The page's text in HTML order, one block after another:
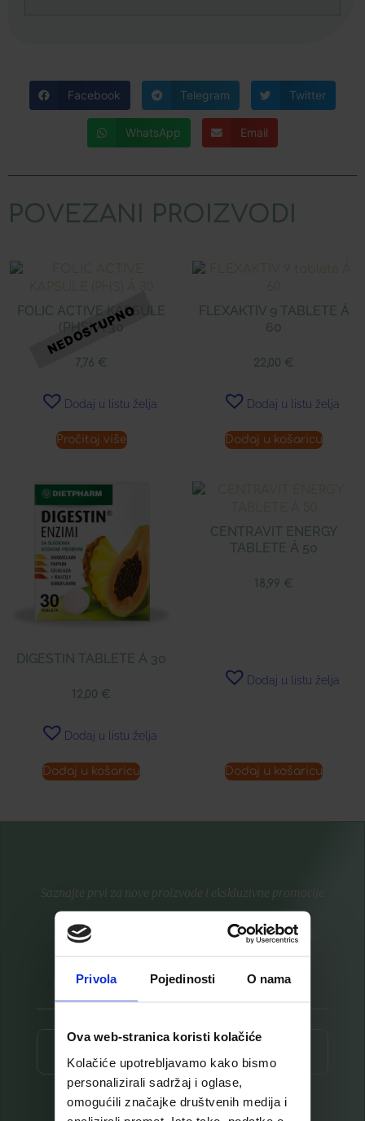
Privola Pojedinosti O nama
Ova web-stranica koristi kolačiće
Kolačiće upotrebljavamo kako bismo
personalizirali sadržaj i oglase,
omogućili značajke društvenih medija i
Facebook Telegram Twitter
WhatsApp Email
POVEZANI PROIZVODI
FOLIC ACTIVE KAPSULE
(PHS) Á 30
7,76 €
Dodaj u listu želja
Pročitaj više
FLEXAKTIV 9 TABLETE Á
60
22,00 €
Dodaj u listu želja
Dodaj u košaricu
DIGESTIN TABLETE Á 30
12,00 €
Dodaj u listu želja
Dodaj u košaricu
CENTRAVIT ENERGY
TABLETE Á 50
18,99 €
Dodaj u listu želja
Dodaj u košaricu
Saznajte prvi za nove proizvode i ekskluzivne promocije
Prijavite se na listu za novosti